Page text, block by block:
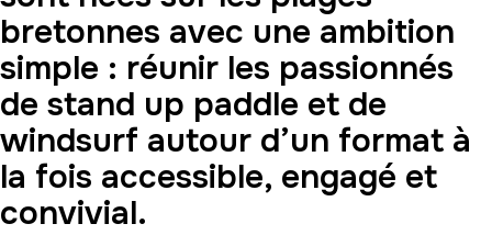
bretonnes avec une ambition
simple : réunir les passionnés
de stand up paddle et de
windsurf autour d’un format à
la fois accessible, engagé et
convivial.